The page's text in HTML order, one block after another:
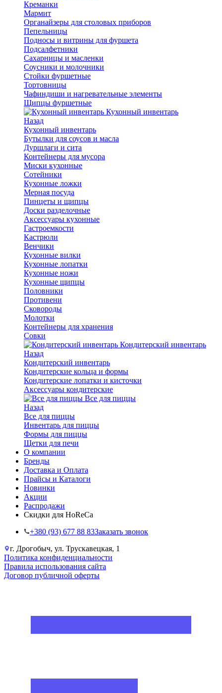
Креманки
Мармит
Органайзеры для столовых приборов
Пепельницы
Подносы и витрины для фуршета
Подсалфетники
Сахарницы и масленки
Соусники и молочники
Стойки фуршетные
Тортовницы
Чафиндиши и нагревательные элементы
Щипцы фуршетные
Кухонный инвентарь
Назад
Кухонный инвентарь
Бутылки для соусов и масла
Дуршлаги и сита
Контейнеры для мусора
Миски кухонные
Сотейники
Кухонные ложки
Мерная посуда
Пинцеты и щипцы
Доски разделочные
Аксессуары кухонные
Гастроемкости
Кастрюли
Венчики
Кухонные вилки
Кухонные лопатки
Кухонные ножи
Кухонные щипцы
Половники
Противени
Сковороды
Молотки
Контейнеры для хранения
Совки
Кондитерский инвентарь
Назад
Кондитерский инвентарь
Кондитерские кольца и формы
Кондитерские лопатки и кисточки
Аксессуары кондитерские
Все для пиццы
Назад
Все для пиццы
Инвентарь для пиццы
Формы для пиццы
Щетки для печи
О компании
Бренды
Доставка и Оплата
Прайсы и Каталоги
Новинки
Акции
Распродажи
Скидки для HoReCa
+38‎0 (93) 677 88 83Заказать звонок
г. Дрогобыч, ул. Трускавецкая, 1
Политика конфиденциальности
Правила использования сайта
Договор публичной оферты